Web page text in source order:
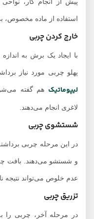
استفاده از ماده مخصوص،
خارج کردن چربی
با ایجاد یک برش به اندازه
پهلو چربی مورد نیاز
لیپوماتیکهم گفته می‌شود.
لاغری انجام می‌دهند.
شستشوی چربی
در این مرحله چربی برداشته
و شستشو می‌دهند. بافت چربی
عدم خلوص می‌تواند نتیجه
تزریق چربی
در مرحله آخر، چربی را به